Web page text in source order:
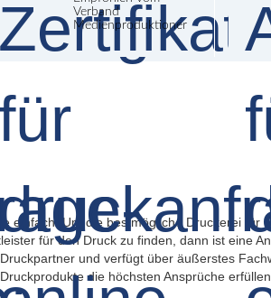
Verband
Medienproduktioner
einfach. Um die bestmögliche Druckerei
für den Druck zu finden, dann ist eine
und verfügt über äußerstes
die höchsten Ansprüche erfüllen.